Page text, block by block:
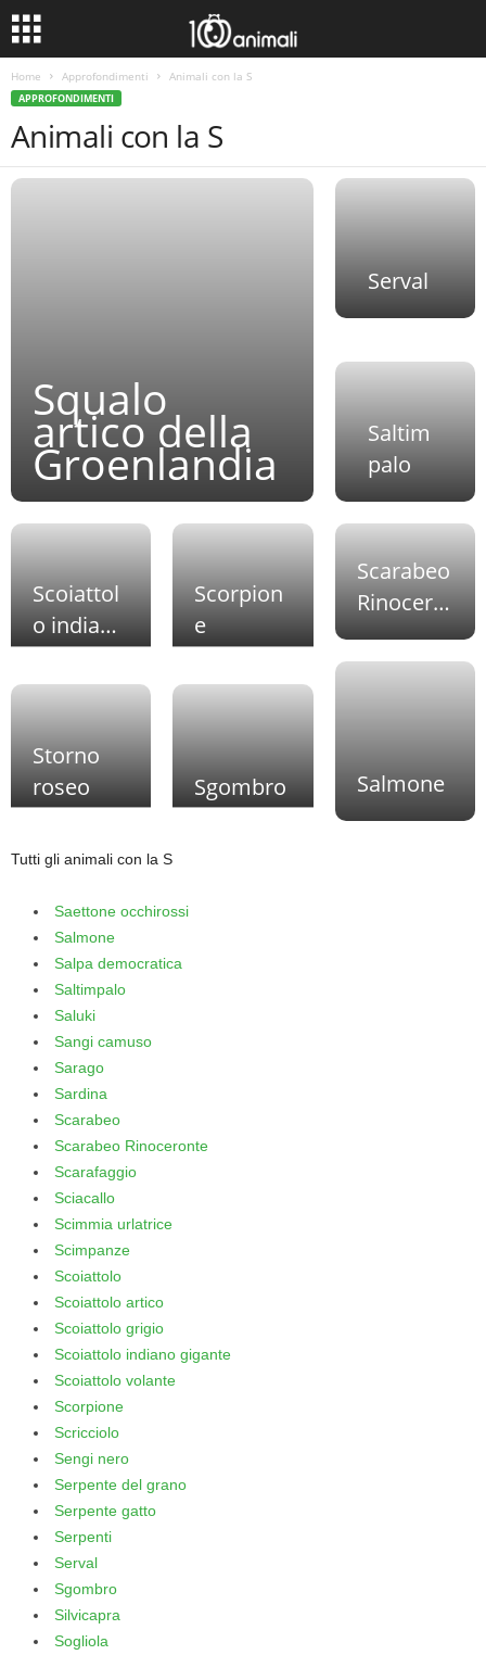
Home Approfondimenti Animali con la S
APPROFONDIMENTI
Animali con la S
Squalo
artico della
Groenlandia
Serval
Saltim
palo
Scoiattol
o indiano
gigante
Storno
roseo
Scorpion
e
Sgombro
Scarabeo
Rinocero
nte
Salmone
Tutti gli animali con la S
Saettone occhirossi
Salmone
Salpa democratica
Saltimpalo
Saluki
Sangi camuso
Sarago
Sardina
Scarabeo
Scarabeo Rinoceronte
Scarafaggio
Sciacallo
Scimmia urlatrice
Scimpanze
Scoiattolo
Scoiattolo artico
Scoiattolo grigio
Scoiattolo indiano gigante
Scoiattolo volante
Scorpione
Scricciolo
Sengi nero
Serpente del grano
Serpente gatto
Serpenti
Serval
Sgombro
Silvicapra
Sogliola